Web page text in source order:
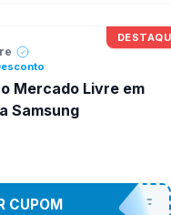
Mercado Livre em
Samsung
SAMSUNG15OFF
CUPOM